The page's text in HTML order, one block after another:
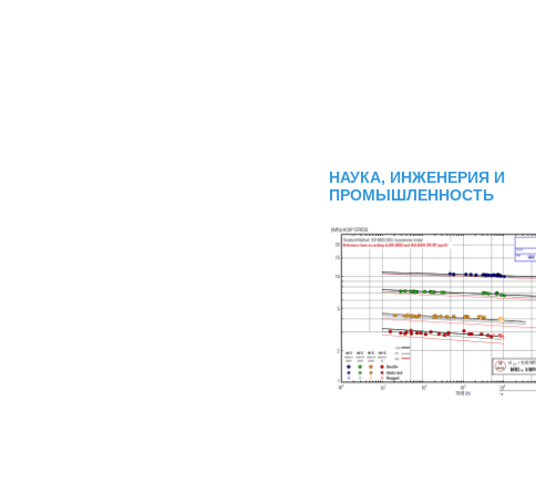
НАУКА, ИНЖЕНЕРИЯ И
ПРОМЫШЛЕННОСТЬ